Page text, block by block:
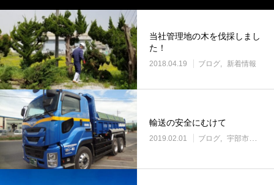
当社管理地の木を伐採しまし
た！
2018.04.19 ブログ 新着情報
輸送の安全にむけて
2019.02.01 ブログ 宇部市働き方改革に取り組む企業